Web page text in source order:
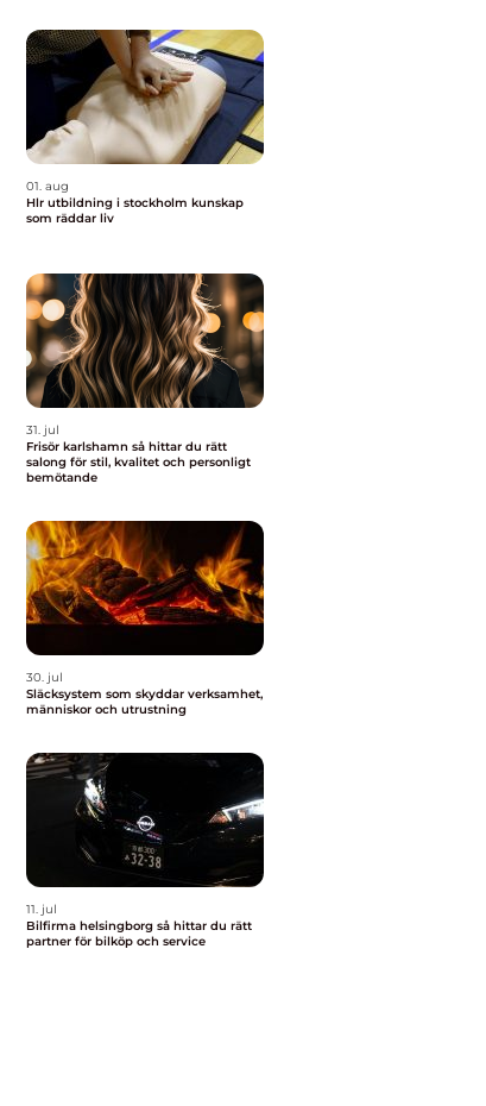
01. aug
Hlr utbildning i stockholm kunskap
som räddar liv
31. jul
Frisör karlshamn så hittar du rätt
salong för stil, kvalitet och personligt
bemötande
30. jul
Släcksystem som skyddar verksamhet,
människor och utrustning
11. jul
Bilfirma helsingborg så hittar du rätt
partner för bilköp och service